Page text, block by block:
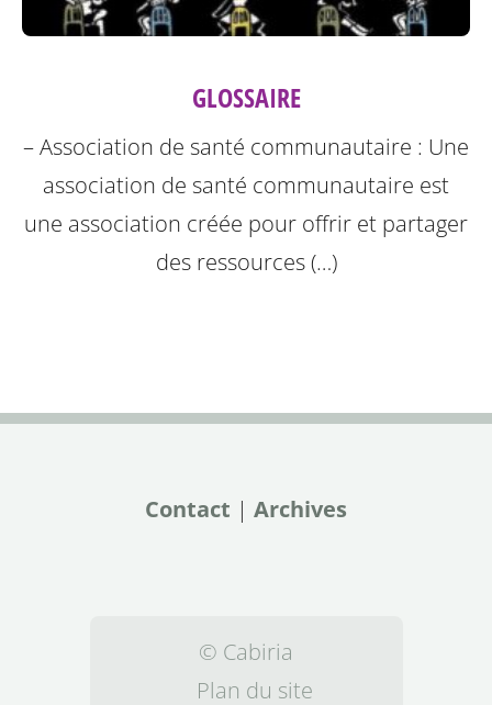
GLOSSAIRE
– Association de santé communautaire : Une
association de santé communautaire est
une association créée pour offrir et partager
des ressources (…)
Contact | Archives
© Cabiria
Plan du site